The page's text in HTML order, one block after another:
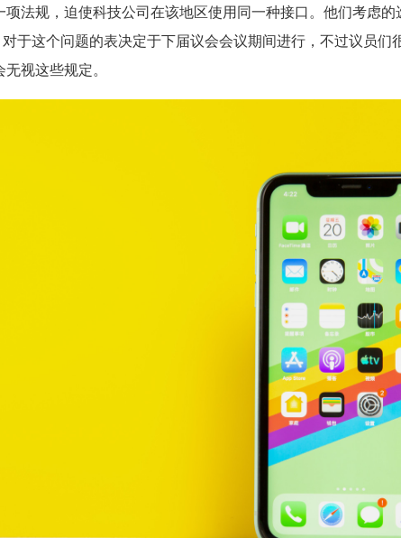
法规，迫使科技公司在该地区使用同一种接口。他们考虑的
于这个问题的表决定于下届议会会议期间进行，不过议员
视这些规定。